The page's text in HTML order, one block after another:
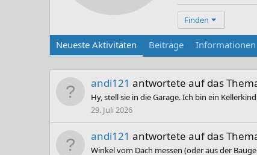
Finden
Neueste Aktivitäten Beiträge Informationen
andi121 antwortete auf das
Hy, stell sie in die Garage. Ich bin ein
29. Juli 2026
andi121 antwortete auf das
Winkel vom Dach messen (oder aus der